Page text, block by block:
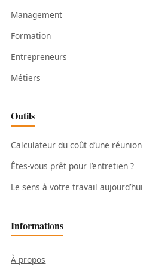
Management
Formation
Entrepreneurs
Métiers
Outils
Calculateur du coût d’une réunion
Êtes-vous prêt pour l’entretien ?
Le sens à votre travail aujourd’hui
Informations
À propos